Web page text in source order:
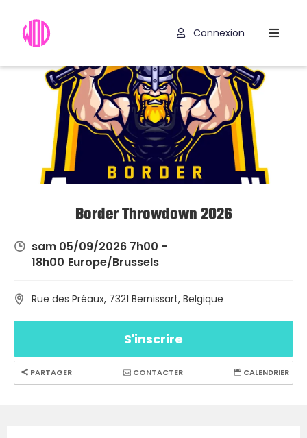
Programmes
Exercices
Codes
Promo
Connexion
Border Throwdown 2026
sam 05/09/2026 7h00 -
18h00 Europe/Brussels
Rue des Préaux, 7321 Bernissart, Belgique
S'inscrire
PARTAGER CONTACTER CALENDRIER